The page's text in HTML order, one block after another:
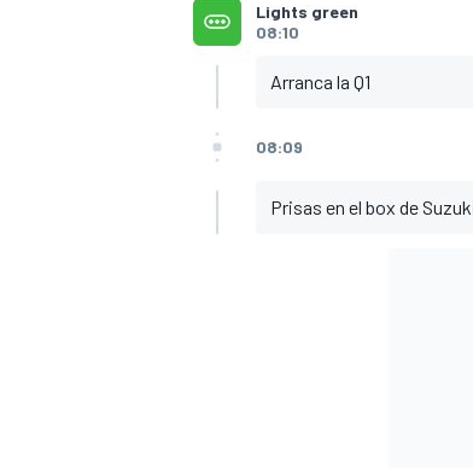
Lights green
08:10
Arranca la Q1
08:09
Prisas en el box de